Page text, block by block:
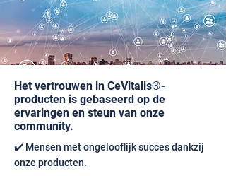
Het vertrouwen in CeVitalis®-
producten is gebaseerd op de
ervaringen en steun van onze
community.
✔️ Mensen met ongelooflijk succes dankzij
onze producten.